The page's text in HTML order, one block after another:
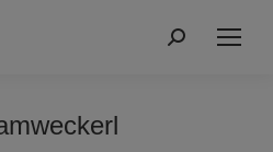
Search: